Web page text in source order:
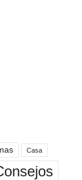
Casa